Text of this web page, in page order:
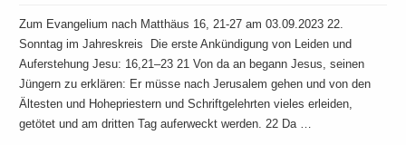
Zum Evangelium nach Matthäus 16, 21-27 am 03.09.2023 22.
Sonntag im Jahreskreis Die erste Ankündigung von Leiden und
Auferstehung Jesu: 16,21–23 21 Von da an begann Jesus, seinen
Jüngern zu erklären: Er müsse nach Jerusalem gehen und von den
Ältesten und Hohepriestern und Schriftgelehrten vieles erleiden,
getötet und am dritten Tag auferweckt werden. 22 Da …